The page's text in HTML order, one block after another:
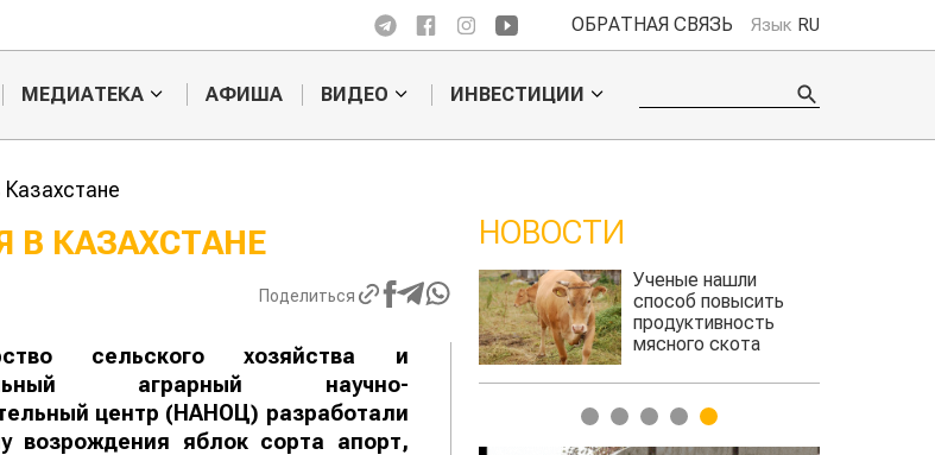
ОБРАТНАЯ СВЯЗЬ Язык RU
МЕДИАТЕКА АФИША ВИДЕО ИНВЕСТИЦИИ
В КАЗАХСТАНЕ
Поделиться
сельского хозяйства и
аграрный научно-
центр (НАНОЦ) разработали
возрождения яблок сорта апорт,
НОВОСТИ
Кыргызстан обошел
Казахстан по темпам роста сельского
Ученые нашли
способ повысить
продуктивность
мясного скота
1 2 3 4 5